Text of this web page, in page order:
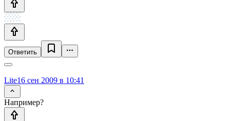
Ответить
Lite16 сен 2009 в 10:41
Например?